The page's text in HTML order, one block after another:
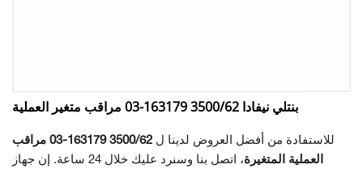
بنتلي نيفادا 3500/62 163179-03 مراقب متغير العملية
للاستفادة من أفضل العروض لدينا ل
3500/62 163179-03 مراقب
العملية المتغيرة
، اتصل بنا وسنرد عليك خلال 24 ساعة. إن جهاز